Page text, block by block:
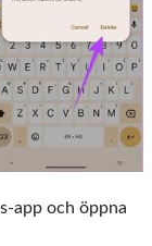
app och öppna